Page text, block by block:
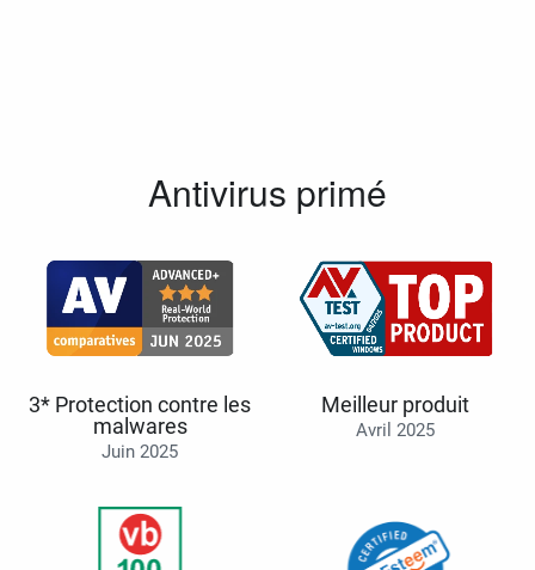
Antivirus primé
3* Protection contre les
malwares
Juin 2025
Meilleur produit
Avril 2025